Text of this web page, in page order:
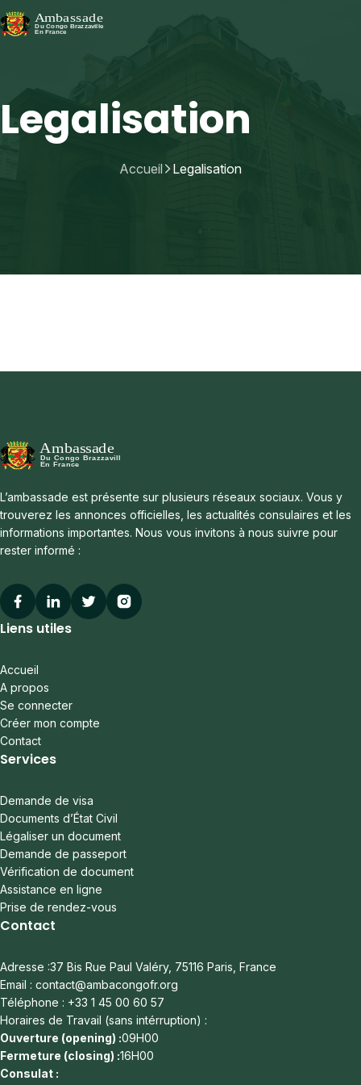
Legalisation
Accueil Legalisation
L’ambassade est présente sur plusieurs réseaux sociaux. Vous y
trouverez les annonces officielles, les actualités consulaires et les
informations importantes. Nous vous invitons à nous suivre pour
rester informé :
Facebook
LinkedinTwitterInstagram
Liens utiles
Accueil
A propos
Se connecter
Créer mon compte
Contact
Services
Demande de visa
Documents d’État Civil
Légaliser un document
Demande de passeport
Vérification de document
Assistance en ligne
Prise de rendez-vous
Contact
Adresse :37 Bis Rue Paul Valéry, 75116 Paris, France
Email : contact@ambacongofr.org
Téléphone : +33 1 45 00 60 57
Horaires de Travail (sans intérruption) :
Ouverture (opening) :09H00
Fermeture (closing) :16H00
Consulat :